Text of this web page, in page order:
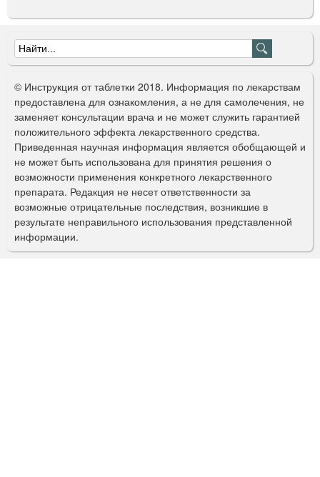
к
и
о
п
ы
т
н
ы
й
з
а
в
о
д
»
Ф
о
р
м
а
п
о
и
с
к
© Инструкция от таблетки 2018. Информация по лекарствам
предоставлена для ознакомления, а не для самолечения, не
заменяет консультации врача и не может служить гарантией
положительного эффекта лекарственного средства.
Приведенная научная информация является обобщающей и
не может быть использована для принятия решения о
возможности применения конкретного лекарственного
препарата. Редакция не несет ответственности за
возможные отрицательные последствия, возникшие в
результате неправильного использования представленной
информации.